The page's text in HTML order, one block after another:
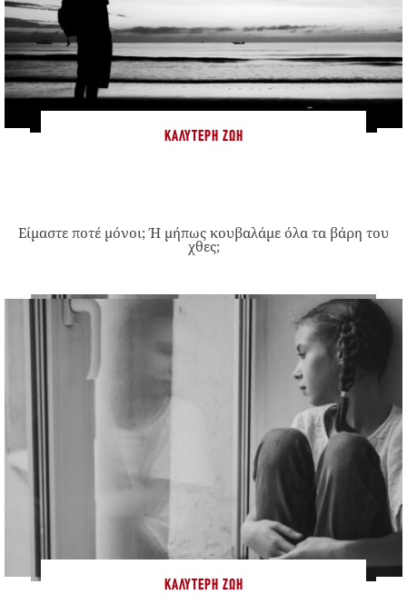
ΚΑΛΎΤΕΡΗ ΖΩΉ
Είμαστε ποτέ μόνοι; Ή μήπως κουβαλάμε όλα τα βάρη του
χθες;
ΚΑΛΎΤΕΡΗ ΖΩΉ